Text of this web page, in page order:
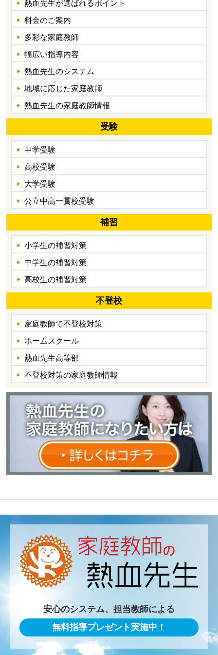
熱血先生が選ばれるポイント
料金のご案内
多彩な家庭教師
幅広い指導内容
熱血先生のシステム
地域に応じた家庭教師
熱血先生の家庭教師情報
受験
中学受験
高校受験
大学受験
公立中高一貫校受験
補習
小学生の補習対策
中学生の補習対策
高校生の補習対策
不登校
家庭教師で不登校対策
ホームスクール
熱血先生高等部
不登校対策の家庭教師情報
安心のシステム、担当教師による
無料指導プレゼント実施中！